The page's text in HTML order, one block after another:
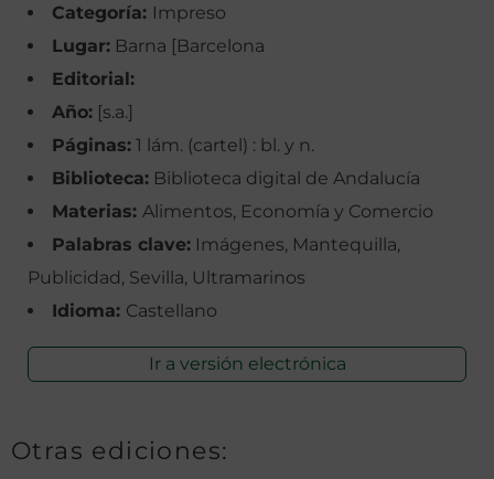
Categoría: Impreso
Lugar: Barna [Barcelona
Editorial:
Año: [s.a.]
Páginas: 1 lám. (cartel) : bl. y n.
Biblioteca: Biblioteca digital de Andalucía
Materias: Alimentos, Economía y Comercio
Palabras clave: Imágenes, Mantequilla,
Publicidad, Sevilla, Ultramarinos
Idioma: Castellano
Ir a versión electrónica
Otras ediciones: